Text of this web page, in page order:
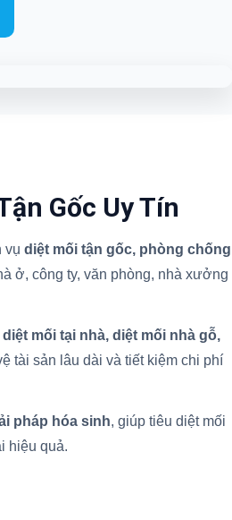
Gốc Uy Tín
vụ diệt mối tận gốc, phòng chống
ở, công ty, văn phòng, nhà xưởng
diệt mối tại nhà, diệt mối nhà gỗ,
tài sản lâu dài và tiết kiệm chi phí
pháp hóa sinh, giúp tiêu diệt mối
hiệu quả.